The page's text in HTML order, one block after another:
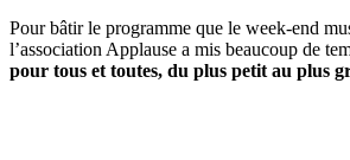
Pour bâtir le programme que le week-end
l’association Applause a mis beaucoup de
pour tous et toutes, du plus petit au plus